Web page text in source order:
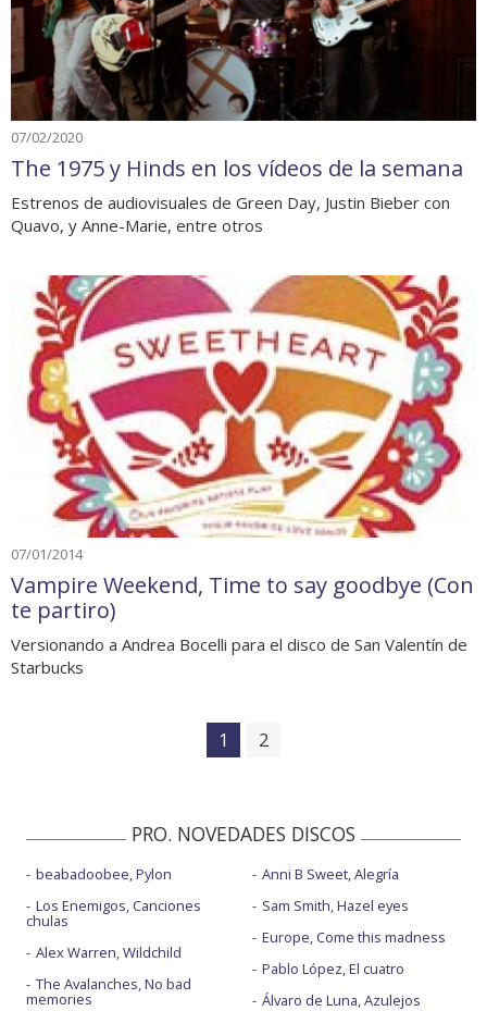
07/02/2020
The 1975 y Hinds en los vídeos de la semana
Estrenos de audiovisuales de Green Day, Justin Bieber con
Quavo, y Anne-Marie, entre otros
07/01/2014
Vampire Weekend, Time to say goodbye (Con
te partiro)
Versionando a Andrea Bocelli para el disco de San Valentín de
Starbucks
1 2
PRO. NOVEDADES DISCOS
beabadoobee, Pylon
Los Enemigos, Canciones
chulas
Alex Warren, Wildchild
The Avalanches, No bad
memories
Anni B Sweet, Alegría
Sam Smith, Hazel eyes
Europe, Come this madness
Pablo López, El cuatro
Álvaro de Luna, Azulejos